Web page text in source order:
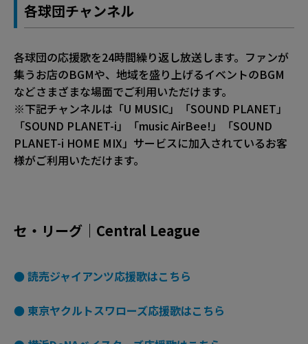
各球団チャンネル
各球団の応援歌を24時間繰り返し放送します。ファンが
集うお店のBGMや、地域を盛り上げるイベントのBGM
などさまざまな場面でご利用いただけます。
※下記チャンネルは「U MUSIC」「SOUND PLANET」
「SOUND PLANET-i」「music AirBee!」「SOUND
PLANET-i HOME MIX」サービスに加入されているお客
様がご利用いただけます。
セ・リーグ｜Central League
● 読売ジャイアンツ応援歌はこちら
● 東京ヤクルトスワローズ応援歌はこちら